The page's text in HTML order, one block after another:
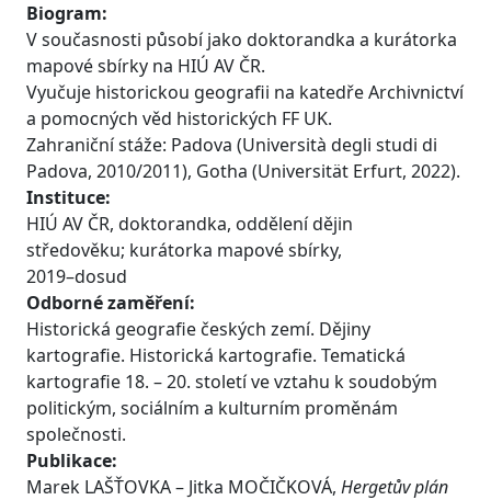
Biogram:
V současnosti působí jako doktorandka a kurátorka
mapové sbírky na HIÚ AV ČR.
Vyučuje historickou geografii na katedře Archivnictví
a pomocných věd historických FF UK.
Zahraniční stáže: Padova (Università degli studi di
Padova, 2010/2011), Gotha (Universität Erfurt, 2022).
Instituce:
HIÚ AV ČR, doktorandka, oddělení dějin
středověku; kurátorka mapové sbírky,
2019–dosud
Odborné zaměření:
Historická geografie českých zemí. Dějiny
kartografie. Historická kartografie. Tematická
kartografie 18. – 20. století ve vztahu k soudobým
politickým, sociálním a kulturním proměnám
společnosti.
Publikace:
Marek LAŠŤOVKA – Jitka MOČIČKOVÁ, Hergetův plán